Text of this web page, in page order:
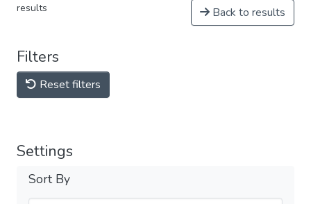
results Back to results
Filters
Reset filters
Settings
Sort By